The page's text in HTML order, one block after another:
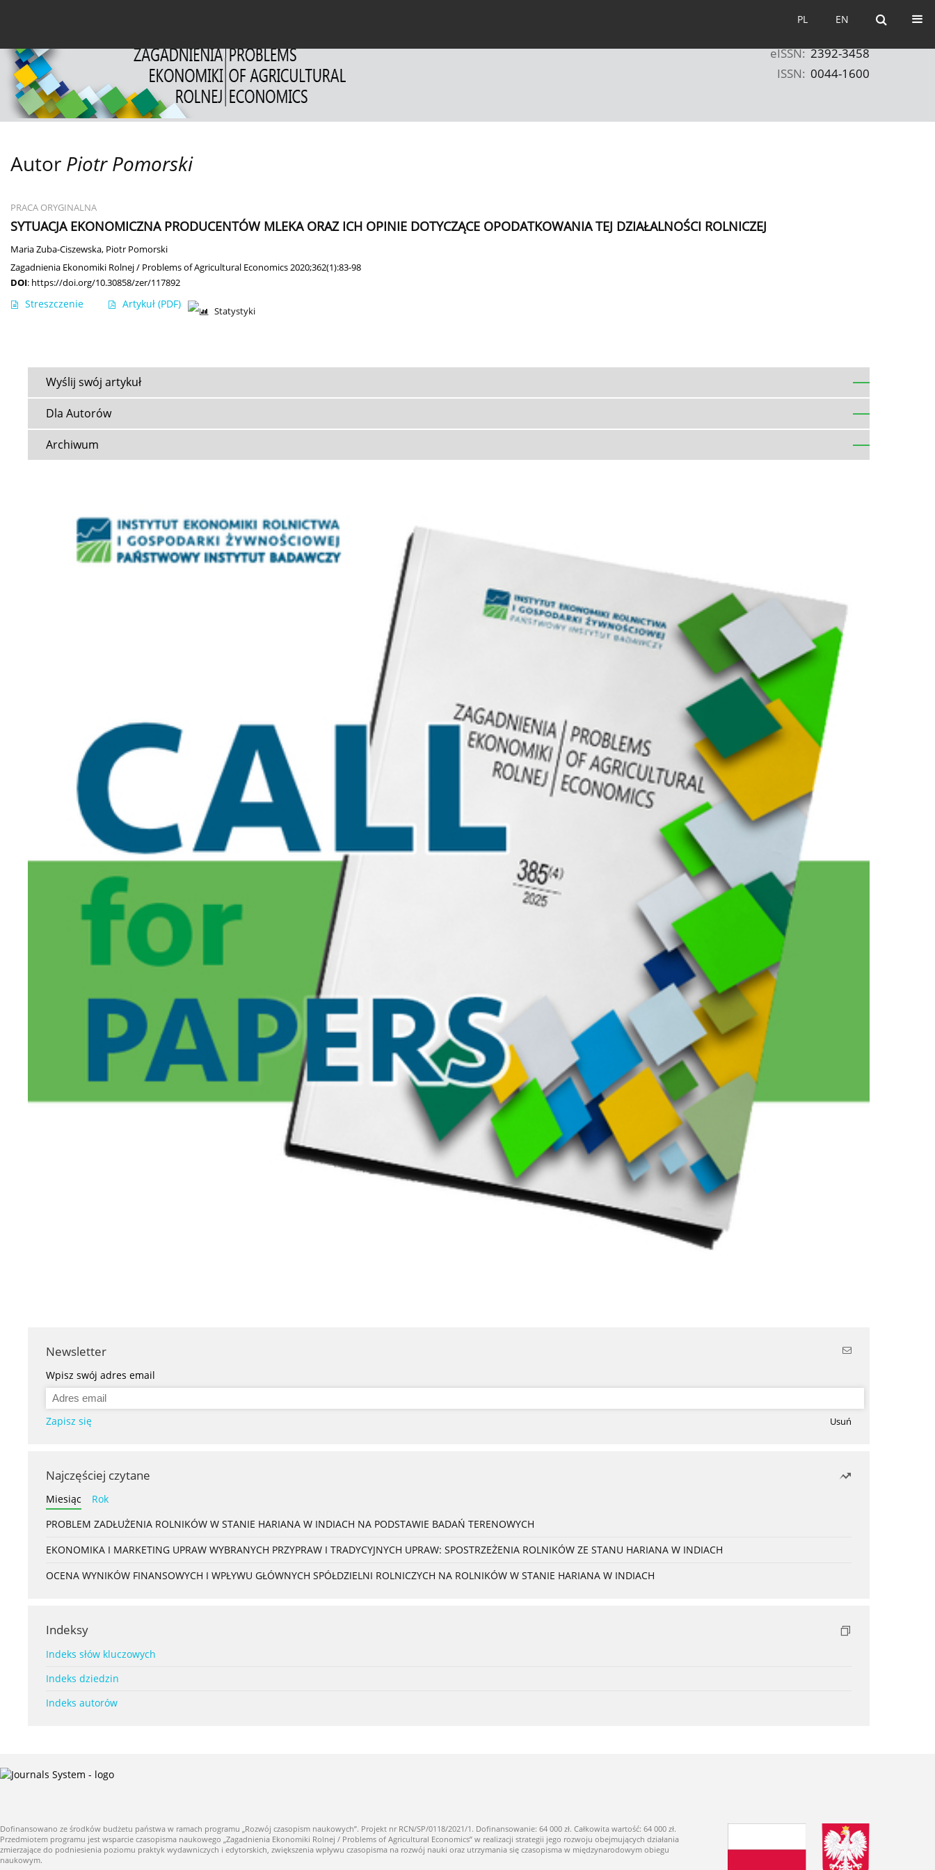
EN
PL EN
PL
eISSN: 2392-3458
ISSN: 0044-1600
Autor Piotr Pomorski
PRACA ORYGINALNA
SYTUACJA EKONOMICZNA PRODUCENTÓW MLEKA ORAZ ICH OPINIE DOTYCZĄCE OPODATKOWANIA TEJ DZIAŁALNOŚCI ROLNICZEJ
Maria Zuba-Ciszewska, Piotr Pomorski
Zagadnienia Ekonomiki Rolnej / Problems of Agricultural Economics 2020;362(1):83-98
DOI: https://doi.org/10.30858/zer/117892
Streszczenie Artykuł (PDF)
Statystyki
Wyślij swój artykuł
Dla Autorów
Archiwum
Newsletter
Wpisz swój adres email
Zapisz się Usuń
Najczęściej czytane
Miesiąc
Rok
PROBLEM ZADŁUŻENIA ROLNIKÓW W STANIE HARIANA W INDIACH NA PODSTAWIE BADAŃ TERENOWYCH
EKONOMIKA I MARKETING UPRAW WYBRANYCH PRZYPRAW I TRADYCYJNYCH UPRAW: SPOSTRZEŻENIA ROLNIKÓW ZE STANU HARIANA W INDIACH
OCENA WYNIKÓW FINANSOWYCH I WPŁYWU GŁÓWNYCH SPÓŁDZIELNI ROLNICZYCH NA ROLNIKÓW W STANIE HARIANA W INDIACH
Indeksy
Indeks słów kluczowych
Indeks dziedzin
Indeks autorów
Dofinansowano ze środków budżetu państwa w ramach programu „Rozwój czasopism naukowych”. Projekt nr RCN/SP/0118/2021/1. Dofinansowanie: 64 000 zł. Całkowita wartość: 64 000 zł.
Przedmiotem programu jest wsparcie czasopisma naukowego „Zagadnienia Ekonomiki Rolnej / Problems of Agricultural Economics” w realizacji strategii jego rozwoju obejmujących działania
zmierzające do podniesienia poziomu praktyk wydawniczych i edytorskich, zwiększenia wpływu czasopisma na rozwój nauki oraz utrzymania się czasopisma w międzynarodowym obiegu
naukowym.